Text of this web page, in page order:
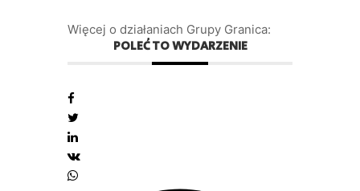
Więcej o działaniach Grupy Granica:
POLEĆ TO WYDARZENIE